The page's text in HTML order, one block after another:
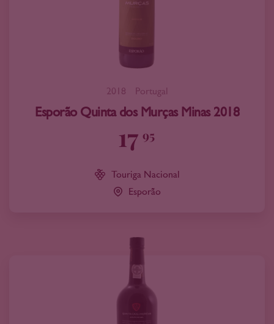
2018 Portugal
Esporão Quinta dos Murças Minas 2018
17 95
Touriga Nacional
Esporão